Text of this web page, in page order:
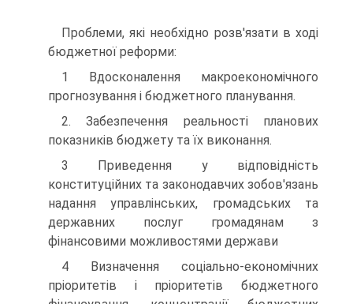
Проблеми, які необхідно розв'язати в ході
бюджетної реформи:
1 Вдосконалення макроекономічного
прогнозування і бюджетного планування.
2. Забезпечення реальності планових
показників бюджету та їх виконання.
3 Приведення у відповідність
конституційних та законодавчих зобов'язань
надання управлінських, громадських та
державних послуг громадянам з
фінансовими можливостями держави
4 Визначення соціально-економічних
пріоритетів і пріоритетів бюджетного